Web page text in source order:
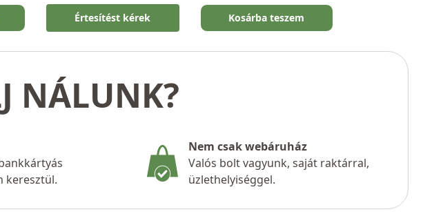
Értesítést kérek Kosárba teszem
NÁLUNK?
keresztül.
Nem csak webáruház
Valós bolt vagyunk, saját raktárral,
üzlethelyiséggel.